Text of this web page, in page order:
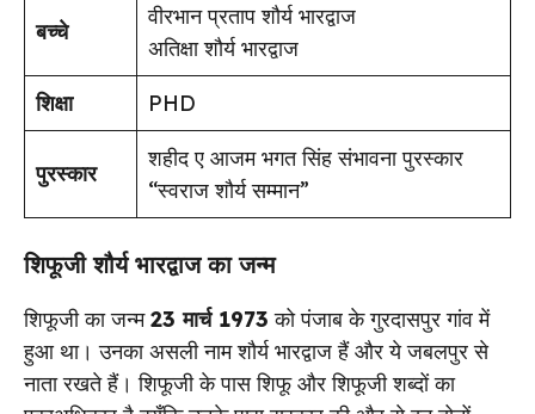
बच्चे
वीरभान प्रताप शौर्य भारद्वाज
अतिक्षा शौर्य भारद्वाज
शिक्षा
PHD
पुरस्कार
शहीद ए आजम भगत सिंह संभावना पुरस्कार
“स्वराज शौर्य सम्मान”
शिफूजी शौर्य भारद्वाज का जन्म
शिफूजी का जन्म23 मार्च 1973 को पंजाब के गुरदासपुर गांव में
हुआ था। उनका असली नाम शौर्य भारद्वाज हैं और ये जबलपुर से
नाता रखते हैं। शिफूजी के पास शिफू और शिफूजी शब्दों का